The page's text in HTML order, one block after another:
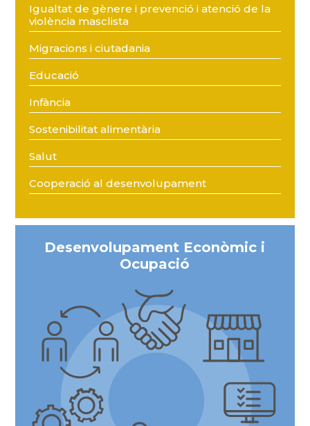
Igualtat de gènere i prevenció i atenció de la
violència masclista
Migracions i ciutadania
Educació
Infància
Sostenibilitat alimentària
Salut
Cooperació al desenvolupament
Desenvolupament Econòmic i
Ocupació